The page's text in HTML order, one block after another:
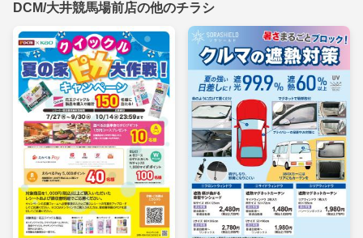
DCM/大井競馬場前店の他のチラシ